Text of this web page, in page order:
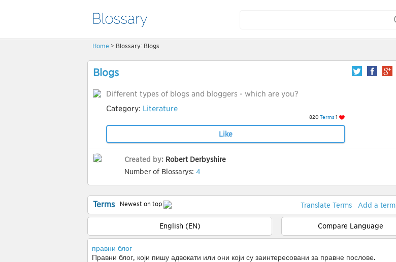
Home > Blossary: Blogs
Blogs
Different types of blogs and bloggers - which are you?
Category: Literature
820 Terms 1
Like
Created by: Robert Derbyshire
Number of Blossarys: 4
Terms Newest on top Translate Terms Add a term
English (EN) Compare Language
правни блог
Правни блог, који пишу адвокати или они који су заинтересовани за правне послове.